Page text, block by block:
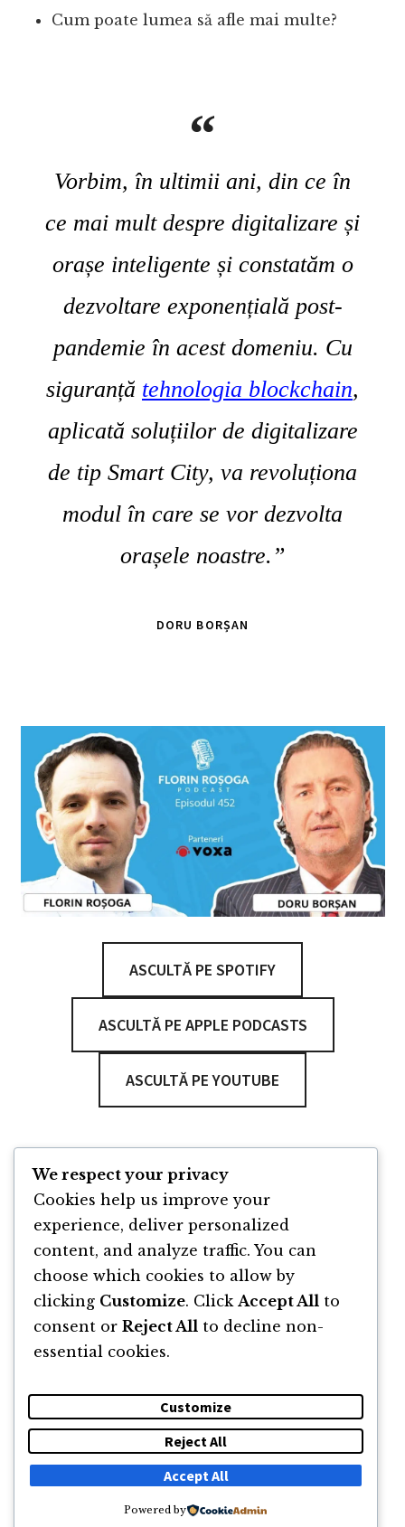
Cum poate lumea să afle mai multe?
Vorbim, în ultimii ani, din ce în
ce mai mult despre digitalizare și
orașe inteligente și constatăm o
dezvoltare exponențială post-
pandemie în acest domeniu. Cu
siguranță tehnologia blockchain,
aplicată soluțiilor de digitalizare
de tip Smart City, va revoluționa
modul în care se vor dezvolta
orașele noastre.”
DORU BORȘAN
ASCULTĂ PE SPOTIFY
ASCULTĂ PE APPLE PODCASTS
ASCULTĂ PE YOUTUBE
Resurse & linkuri podcast
WebsiteNeotech.finance
Website
Neotech.city
DESPRE NEWSLETTER CĂUTARE CONTACT
© 2011 -2026 TOATE DREPTURILE REZERVATE FLORIN ROȘOGA
We respect your privacy
Cookies help us improve your
experience, deliver personalized
content, and analyze traffic. You can
choose which cookies to allow by
clicking Customize. Click Accept All to
consent or Reject All to decline non-
essential cookies.
Customize
Reject All
Accept All
Powered by